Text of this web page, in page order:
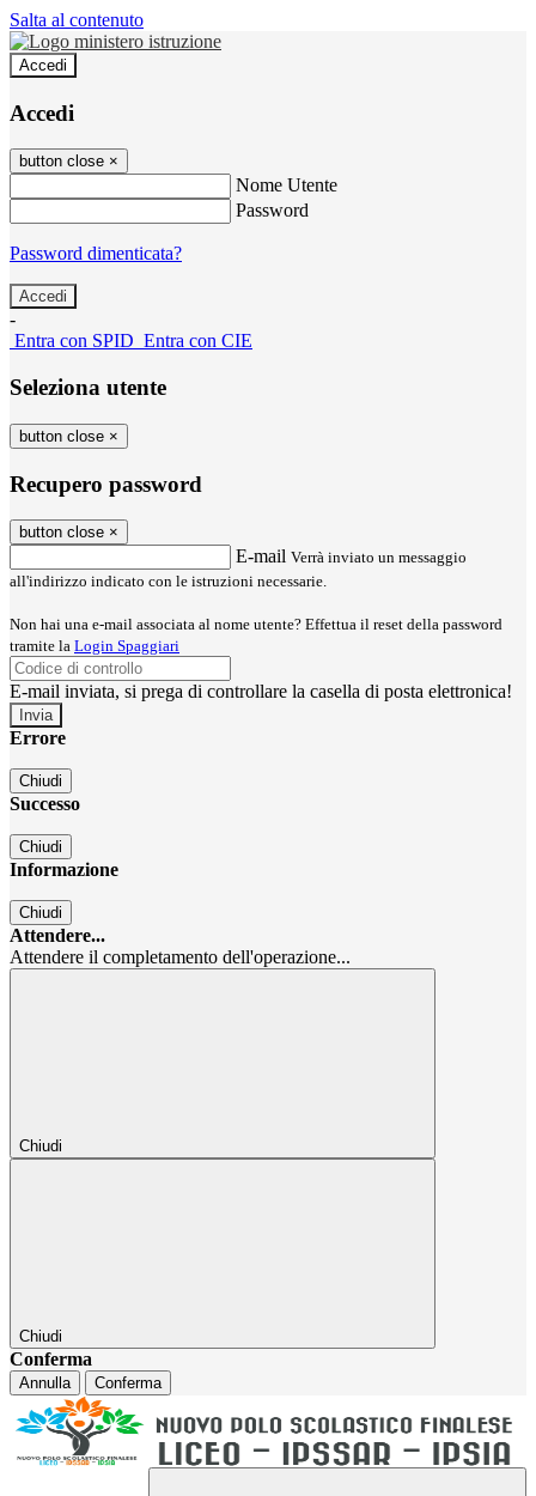
Salta al contenuto
Accedi
Accedi
button close ×
Nome Utente
Password
Password dimenticata?
-
Entra con SPID Entra con CIE
Seleziona utente
button close ×
Recupero password
button close ×
E-mail Verrà inviato un messaggio
all'indirizzo indicato con le istruzioni necessarie.
Non hai una e-mail associata al nome utente? Effettua il reset della password
tramite la Login Spaggiari
E-mail inviata, si prega di controllare la casella di posta elettronica!
Errore
Chiudi
Successo
Chiudi
Informazione
Chiudi
Attendere...
Attendere il completamento dell'operazione...
Chiudi
Chiudi
Conferma
Annulla Conferma